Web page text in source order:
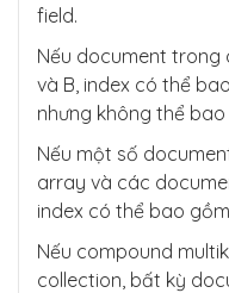
field.
Nếu document trong
và B, index có thể
nhưng không thể
Nếu một số
array và các
index có thể bao
Nếu compound
collection, bất kỳ